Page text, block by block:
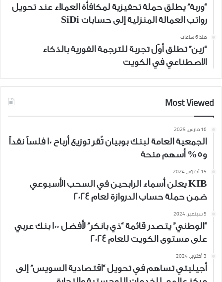
“وربة” يطلق حملة تحفيزية لمكافأة العملاء عند تحويل
رواتب العمالة المنزلية إلى حسابات SiDi
منذ 6 ساعات
“زين” تطلق أوّل تجربة للترجمة الفورية بالذكاء
الاصطناعي في الكويت
Most Viewed
16 مارس، 2025
الجمعية العامة لبنك بوبيان تُقر توزيع أرباح 10 فلساً نقداً
و5% أسهم منحة
15 أكتوبر، 2024
KIB يعلن أسماء الرابحين في السحب الأسبوعي
ضمن حملة حساب الدروازة لعام 2024
5 سبتمبر، 2024
“الوطني” يتصدر قائمة “ذي بانكر” لأفضل 100 بنك عربي
على مستوى الكويت للعام 2024
3 أكتوبر، 2024
أجيليتي تساهم في تحويل “اقتصادية السويس” إلى